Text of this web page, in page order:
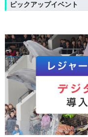
ピックアップイベント